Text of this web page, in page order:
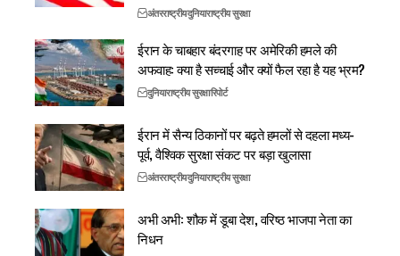
अंतरराष्ट्रीयदुनियाराष्ट्रीय सुरक्षा
ईरान के चाबहार बंदरगाह पर अमेरिकी हमले की
अफवाह: क्या है सच्चाई और क्यों फैल रहा है यह भ्रम?
दुनियाराष्ट्रीय सुरक्षारिपोर्ट
ईरान में सैन्य ठिकानों पर बढ़ते हमलों से दहला मध्य-
पूर्व, वैश्विक सुरक्षा संकट पर बड़ा खुलासा
अंतरराष्ट्रीयदुनियाराष्ट्रीय सुरक्षा
अभी अभी: शौक में डूबा देश, वरिष्ठ भाजपा नेता का
निधन